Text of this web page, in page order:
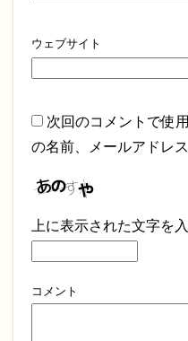
ウェブサイト
次回のコメントで使
の名前、メールアドレ
上に表示された文字を
コメント